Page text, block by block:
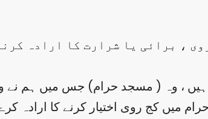
، برائی یا شرارت کا ارادہ
میں کج روی اختیار کرنے کا ارادہ